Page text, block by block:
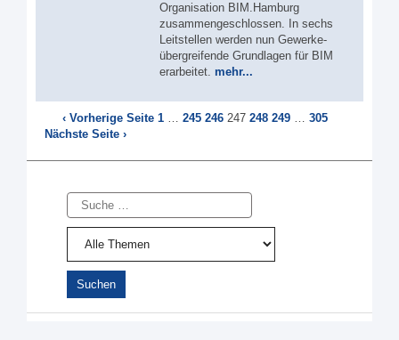
Organisation BIM.Hamburg
zusammengeschlossen. In sechs
Leitstellen werden nun Gewerke-
übergreifende Grundlagen für BIM
erarbeitet. mehr...
‹ Vorherige Seite 1 245 246 247 248 249
305
Nächste Seite ›
Suche